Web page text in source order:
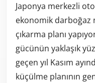
Japonya merkezli
ekonomik darboğaz
çıkarma planı
gücünün yaklaşık
geçen yıl Kasım
küçülme planının